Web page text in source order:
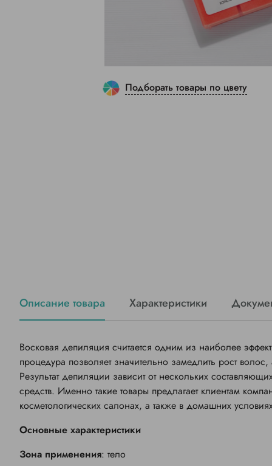
Подборать товары по цвету
Описание товара Характеристики
Восковая депиляция считается одним из наиболее
процедура позволяет значительно замедлить рост
Результат депиляции зависит от нескольких
средств. Именно такие товары предлагает клиентам
косметологических салонах, а также в домашних
Основные характеристики
Зона применения: тело